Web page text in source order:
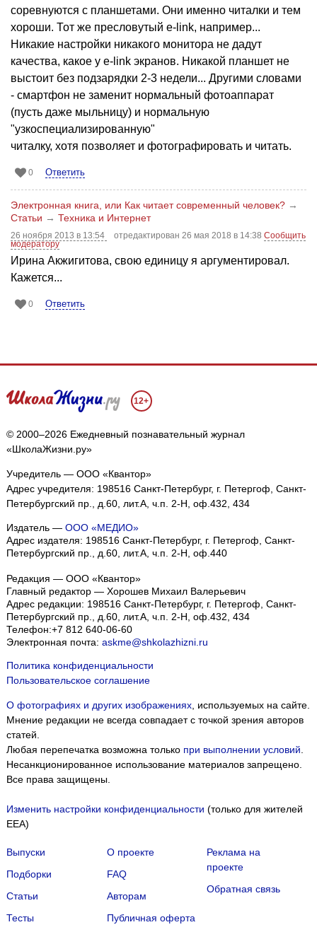
соревнуются с планшетами. Они именно читалки и тем
хороши. Тот же пресловутый е-link, например...
Никакие настройки никакого монитора не дадут
качества, какое у е-link экранов. Никакой планшет не
выстоит без подзарядки 2-3 недели... Другими словами
- смартфон не заменит нормальный фотоаппарат
(пусть даже мыльницу) и нормальную
"узкоспециализированную"
читалку, хотя позволяет и фотографировать и читать.
0 Ответить
Электронная книга, или Как читает современный человек? →
Статьи → Техника и Интернет
26 ноября 2013 в 13:54 отредактирован 26 мая 2018 в 14:38 Сообщить
модератору
Ирина Акжигитова, свою единицу я аргументировал.
Кажется...
0 Ответить
12+
© 2000–2026 Ежедневный познавательный журнал
«ШколаЖизни.ру»
Учредитель — ООО «Квантор»
Адрес учредителя: 198516 Санкт-Петербург, г. Петергоф, Санкт-
Петербургский пр., д.60, лит.А, ч.п. 2-Н, оф.432, 434
Издатель — ООО «МЕДИО»
Адрес издателя: 198516 Санкт-Петербург, г. Петергоф, Санкт-
Петербургский пр., д.60, лит.А, ч.п. 2-Н, оф.440
Редакция — ООО «Квантор»
Главный редактор — Хорошев Михаил Валерьевич
Адрес редакции: 198516 Санкт-Петербург, г. Петергоф Санкт-
Петербургский пр., д.60, лит.А, ч.п. 2-Н, оф.432, 434
Телефон:+7 812 640-06-60
Электронная почта: askme@shkolazhizni.ru
Политика конфиденциальности
Пользовательское соглашение
О фотографиях и других изображениях, используемых на сайте.
Мнение редакции не всегда совпадает с точкой зрения авторов
статей.
Любая перепечатка возможна только при выполнении условий
Несанкционированное использование материалов запрещено.
Все права защищены.
Изменить настройки конфиденциальности (только для жителей
EEA)
Выпуски
Подборки
Статьи
Тесты
О проекте
FAQ
Авторам
Публичная оферта
Реклама на
проекте
Обратная связь